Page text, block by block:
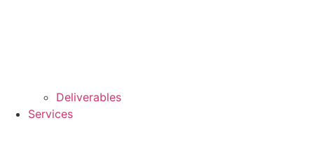
Deliverables
Services